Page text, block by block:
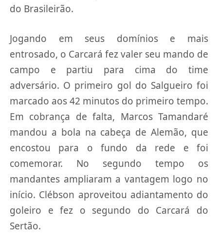
do Brasileirão.
Jogando em seus domínios e mais
entrosado, o Carcará fez valer seu mando de
campo e partiu para cima do time
adversário. O primeiro gol do Salgueiro foi
marcado aos 42 minutos do primeiro tempo.
Em cobrança de falta, Marcos Tamandaré
mandou a bola na cabeça de Alemão, que
encostou para o fundo da rede e foi
comemorar. No segundo tempo os
mandantes ampliaram a vantagem logo no
início. Clébson aproveitou adiantamento do
goleiro e fez o segundo do Carcará do
Sertão.